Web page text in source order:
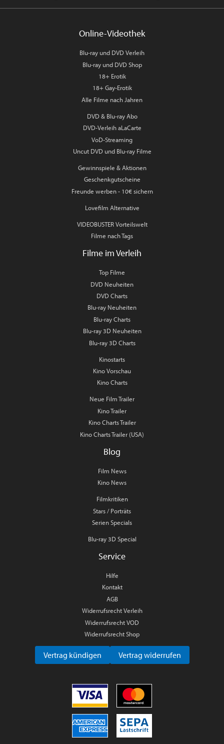
Online-Videothek
Blu-ray und DVD Verleih
Blu-ray und DVD Shop
18+ Erotik
18+ Gay-Erotik
Alle Filme nach Jahren
DVD & Blu-ray Abo
DVD-Verleih aLaCarte
VoD-Streaming
Uncut DVD und Blu-ray Filme
Gewinnspiele & Aktionen
Geschenkgutscheine
Freunde werben - 10€ sichern
Lovefilm Alternative
VIDEOBUSTER Vorteilswelt
Filme nach Tags
Filme im Verleih
Top Filme
DVD Neuheiten
DVD Charts
Blu-ray Neuheiten
Blu-ray Charts
Blu-ray 3D Neuheiten
Blu-ray 3D Charts
Kinostarts
Kino Vorschau
Kino Charts
Neue Film Trailer
Kino Trailer
Kino Charts Trailer
Kino Charts Trailer (USA)
Blog
Film News
Kino News
Filmkritiken
Stars / Porträts
Serien Specials
Blu-ray 3D Special
Service
Hilfe
Kontakt
AGB
Widerrufsrecht Verleih
Widerrufsrecht VOD
Widerrufsrecht Shop
Vertrag kündigen Vertrag widerrufen